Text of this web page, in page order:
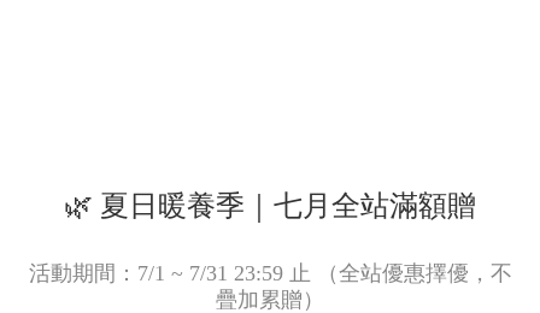
🌿 夏日暖養季｜七月全站滿額贈
活動期間：7/1 ~ 7/31 23:59 止 （全站優惠擇優，不
疊加累贈）